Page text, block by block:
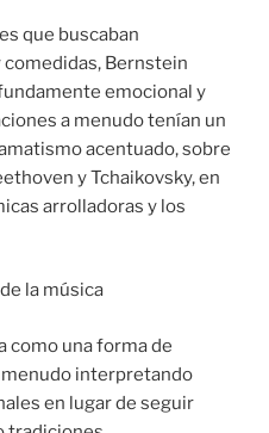
que buscaban
Bernstein
emocional y
a menudo tenían un
acentuado, sobre
y Tchaikovsky, en
arrolladoras y los
la música
como una forma de
menudo interpretando
en lugar de seguir